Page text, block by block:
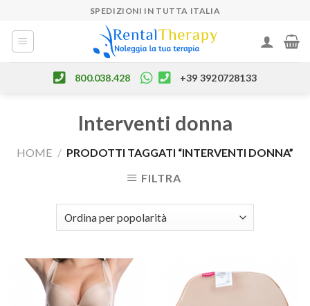
content
SPEDIZIONI IN TUTTA ITALIA
800.038.428 +39 3920728133
Interventi donna
HOME / PRODOTTI TAGGATI “INTERVENTI DONNA”
FILTRA